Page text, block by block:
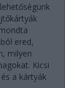
ered,
milyen
Kicsi
a kártyák